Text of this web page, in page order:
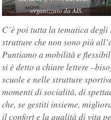
organizzato da AIS.
C’è poi tutta la tematica
strutture che non sono più
Puntiamo a mobilità e
si è detto a chiare lettere
scuole e nelle strutture
momenti di socialità, di
che, se gestiti insieme,
il confort e la qualità di vita